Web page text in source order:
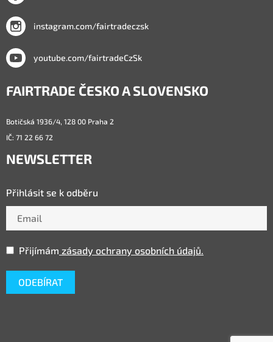
instagram.com/fairtradeczsk
youtube.com/fairtradeCzSk
FAIRTRADE ČESKO A SLOVENSKO
Botičská 1936/4, 128 00 Praha 2
IČ: 71 22 66 72
NEWSLETTER
Přihlásit se k odběru
Přijímám zásady ochrany osobních údajů.